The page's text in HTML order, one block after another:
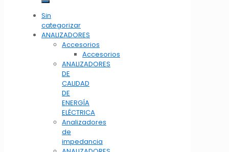
Sin
categorizar
ANALIZADORES
Accesorios
Accesorios
ANALIZADORES
DE
CALIDAD
DE
ENERGÍA
ELÉCTRICA
Analizadores
de
impedancia